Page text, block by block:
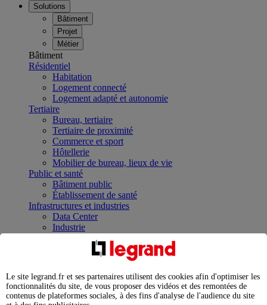
Solutions
Bâtiment
Projet
Métier
Bâtiment
Résidentiel
Habitation
Logement connecté
Logement adapté et autonomie
Tertiaire
Bureau, tertiaire
Tertiaire de proximité
Commerce et sport
Hôtellerie
Mobilier de bureau, lieux de vie
Public et santé
Bâtiment public
Établissement de santé
Infrastructures et industries
Data Center
Industrie
Infrastructures
Contrôler et planifier le fonctionnement des appareils
Répartir et optimiser son tableau électrique
Legrand Data Center Solutions : concentrer les
expertises au service de vos performances
Le site legrand.fr et ses partenaires utilisent des cookies afin d'optimiser les
fonctionnalités du site, de vous proposer des vidéos et des remontées de
contenus de plateformes sociales, à des fins d'analyse de l'audience du site